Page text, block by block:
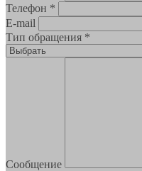
Телефон *
E-mail
Тип обращения *
Сообщение